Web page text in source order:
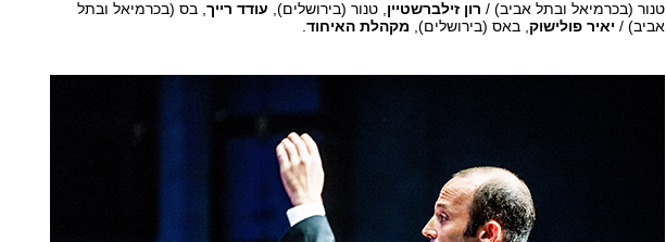
טנור (בכרמיאל ובתל אביב) / רון זילברשטיין , טנור (בירושלים), עודד רייך , בס (בכרמיאל ובתל
אביב) / יאיר פולישוק , באס (בירושלים), מקהלת האיחוד